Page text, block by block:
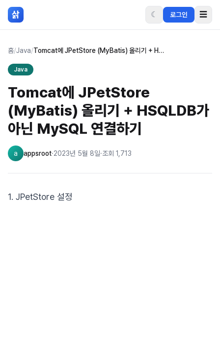
본문 바로가기
삵 ☾ 로그인 ☰
홈/Java/ Tomcat에 JPetStore (MyBatis) 올리기 + HSQLDB가 아닌 MySQL 연결하기
Java
Tomcat에 JPetStore
(MyBatis) 올리기 + HSQLDB가
아닌 MySQL 연결하기
a appsroot·2023년 5월 8일·조회 1,713
1. JPetStore 설정